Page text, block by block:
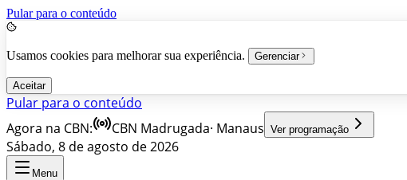
Pular para o conteúdo
Usamos cookies para melhorar sua experiência. Gerenciar
Aceitar
Pular para o conteúdo
Agora na CBN:
CBN Madrugada· Manaus Ver programação
Sábado, 8 de agosto de 2026
Menu